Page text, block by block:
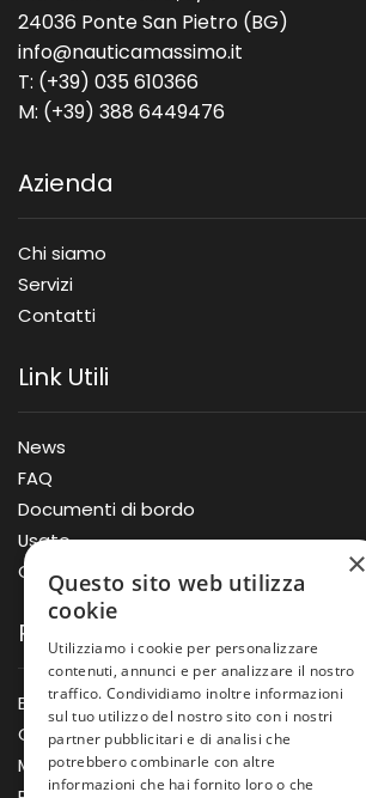
24036 Ponte San Pietro (BG)
info@nauticamassimo.it
T: (+39) 035 610366
M: (+39) 388 6449476
Azienda
Chi siamo
Servizi
Contatti
Link Utili
News
FAQ
Documenti di bordo
Usato
Offerte
Prodotti
Barche
Gommoni
Motori
×
Questo sito web utilizza
cookie
Utilizziamo i cookie per personalizzare
contenuti, annunci e per analizzare il nostro
traffico. Condividiamo inoltre informazioni
sul tuo utilizzo del nostro sito con i nostri
partner pubblicitari e di analisi che
potrebbero combinarle con altre
informazioni che hai fornito loro o che